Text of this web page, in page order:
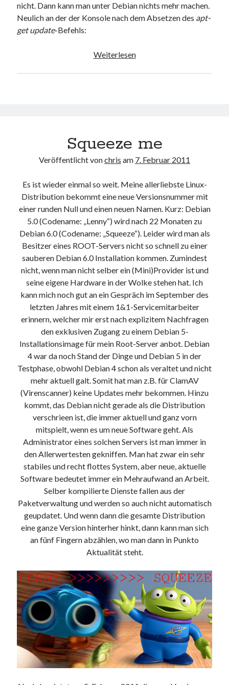
Kategorien
Running
Impressum / Datenschutz
RSS Feed
Arduino und BME 280
nicht. Dann kann man unter Debian nichts mehr machen.
Neulich an der der Konsole nach dem Absetzen des apt-
get update-Befehls:
WeiterlesenWenn
Squeeze me
Veröffentlicht vonchris am 7. Februar 2011
Es ist wieder einmal so weit. Meine allerliebste Linux-
Distribution bekommt eine neue Versionsnummer mit
einer runden Null und einen neuen Namen. Kurz: Debian
5.0 (Codename: „Lenny“) wird nach 22 Monaten zu
Debian 6.0 (Codename: „Squeeze“). Leider wird man als
Besitzer eines ROOT-Servers nicht so schnell zu einer
sauberen Debian 6.0 Installation kommen. Zumindest
nicht, wenn man nicht selber ein (Mini)Provider ist und
seine eigene Hardware in der Wolke stehen hat. Ich
kann mich noch gut an ein Gespräch im September des
letzten Jahres mit einem 1&1-Servicemitarbeiter
erinnern, welcher mir erst nach explizitem Nachfragen
den exklusiven Zugang zu einem Debian 5-
Installationsimage für mein Root-Server anbot. Debian
4 war da noch Stand der Dinge und Debian 5 in der
Testphase, obwohl Debian 4 schon als veraltet und nicht
mehr aktuell galt. Somit hat man z.B. für ClamAV
(Virenscanner) keine Updates mehr bekommen. Hinzu
kommt, das Debian nicht gerade als die Distribution
verschrieen ist, die immer aktuell und ganz vorn
mitspielt, wenn es um neue Software geht. Als
Administrator eines solchen Servers ist man immer in
den Allerwertesten gekniffen. Man hat zwar ein sehr
stabiles und recht flottes System, aber neue, aktuelle
Software bedeutet immer ein Mehraufwand an Arbeit.
Selber kompilierte Dienste fallen aus der
Paketverwaltung und werden so auch nicht automatisch
geupdatet. Und wenn dann die gesamte Distribution
eine ganze Version hinterher hinkt, dann kann man sich
an fünf Fingern abzählen, wo man dann in Punkto
Aktualität steht.